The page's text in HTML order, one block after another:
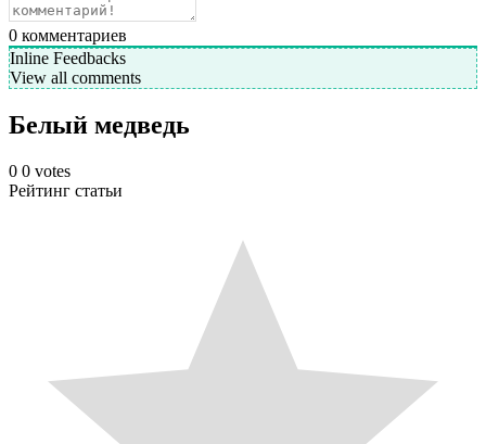
0 комментариев
Inline Feedbacks
View all comments
Белый медведь
0 0 votes
Рейтинг статьи